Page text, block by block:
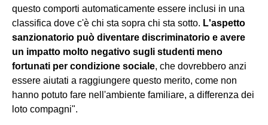
questo comporti automaticamente essere inclusi in una
classifica dove c'è chi sta sopra chi sta sotto. L'aspetto
sanzionatorio può diventare discriminatorio e avere
un impatto molto negativo sugli studenti meno
fortunati per condizione sociale, che dovrebbero anzi
essere aiutati a raggiungere questo merito, come non
hanno potuto fare nell'ambiente familiare, a differenza dei
loto compagni".